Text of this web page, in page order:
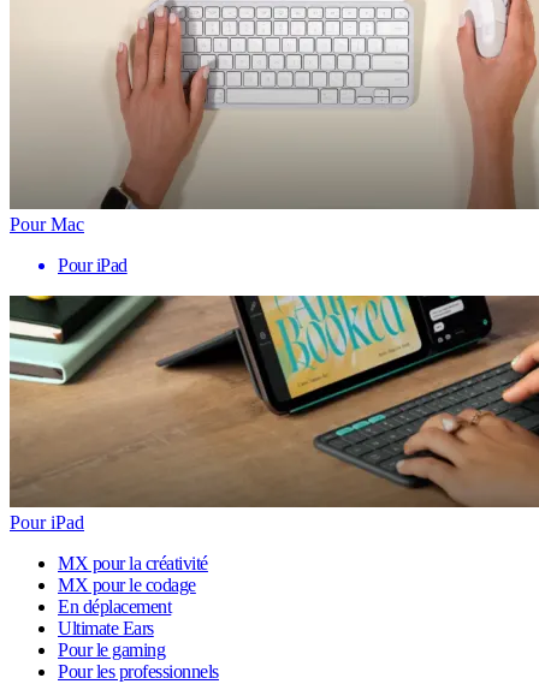
Pour Mac
Pour iPad
Pour iPad
MX pour la créativité
MX pour le codage
En déplacement
Ultimate Ears
Pour le gaming
Pour les professionnels